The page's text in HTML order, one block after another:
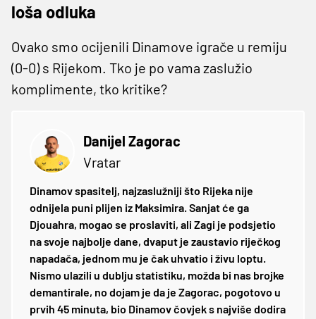
loša odluka
Ovako smo ocijenili Dinamove igrače u remiju
(0-0) s Rijekom. Tko je po vama zaslužio
komplimente, tko kritike?
Danijel Zagorac
Vratar
Dinamov spasitelj, najzaslužniji što Rijeka nije
odnijela puni plijen iz Maksimira. Sanjat će ga
Djouahra, mogao se proslaviti, ali Zagi je podsjetio
na svoje najbolje dane, dvaput je zaustavio riječkog
napadača, jednom mu je čak uhvatio i živu loptu.
Nismo ulazili u dublju statistiku, možda bi nas brojke
demantirale, no dojam je da je Zagorac, pogotovo u
prvih 45 minuta, bio Dinamov čovjek s najviše dodira